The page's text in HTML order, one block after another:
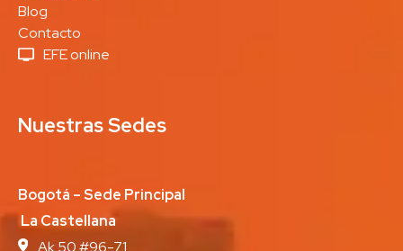
Blog
Contacto
EFE online
Nuestras Sedes
Bogotá – Sede Principal
La Castellana
Ak 50 #96-71